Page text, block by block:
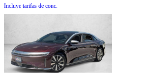
Incluye tarifas de conc.